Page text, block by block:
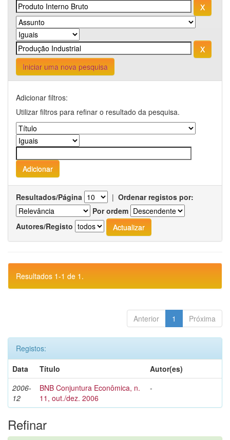
Iniciar uma nova pesquisa
Adicionar filtros:
Utilizar filtros para refinar o resultado da pesquisa.
Resultados/Página | Ordenar registos por:
Por ordem
Autores/Registo
Resultados 1-1 de 1.
Anterior 1 Próxima
Registos:
Data
Título
Autor(es)
2006-
12
BNB Conjuntura Econômica, n.
11, out./dez. 2006
-
Refinar